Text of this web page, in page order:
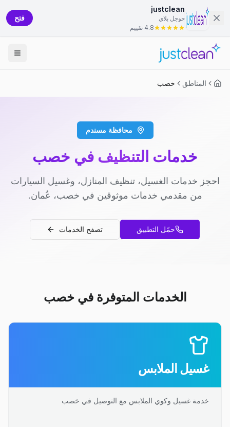
justclean
جوجل بلاي
4.8 تقييم
فتح
المناطق خصب
محافظة مسندم
خدمات التنظيف في خصب
احجز خدمات الغسيل، تنظيف المنازل، وغسيل السيارات
من مقدمي خدمات موثوقين في خصب، عُمان.
حمّل التطبيق تصفح الخدمات
الخدمات المتوفرة في خصب
غسيل الملابس
خدمة غسيل وكوي الملابس مع التوصيل في خصب